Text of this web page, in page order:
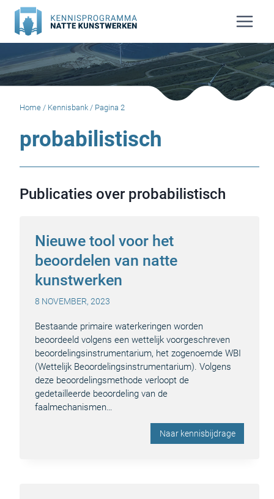
Doorgaan
naar
inhoud
Home / Kennisbank / Pagina 2
probabilistisch
Publicaties over probabilistisch
Nieuwe tool voor het
beoordelen van natte
kunstwerken
8 NOVEMBER, 2023
Bestaande primaire waterkeringen worden
beoordeeld volgens een wettelijk voorgeschreven
beoordelingsinstrumentarium, het zogenoemde WBI
(Wettelijk Beoordelingsinstrumentarium). Volgens
deze beoordelingsmethode verloopt de
gedetailleerde beoordeling van de
faalmechanismen…
Naar kennisbijdrage